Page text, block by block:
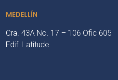
MEDELLÍN
Cra. 43A No. 17 – 106 Ofic 605
Edif. Latitude